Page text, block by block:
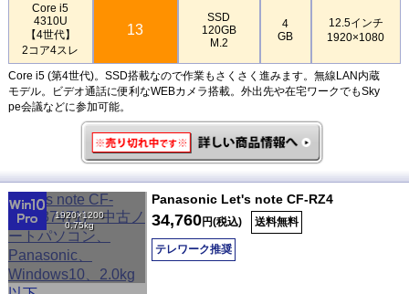
Core i5
4310U
【4世代】
2コア4スレ
13
SSD
120GB
M.2
4
GB
12.5インチ
1920×1080
Core i5 (第4世代)。SSD搭載なので作業もさくさく進みます。無線LAN内蔵
モデル。ビデオ通話に便利なWEBカメラ搭載。外出先や在宅ワークでもSky
pe会議などに参加可能。
1920×1200
0.75kg
Panasonic Let's note CF-RZ4
34,760円(税込) 送料無料
テレワーク推奨